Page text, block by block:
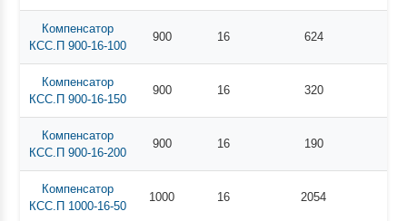
Компенсатор
КСС.П 900-16-100
900 16 624
Компенсатор
КСС.П 900-16-150
900 16 320
Компенсатор
КСС.П 900-16-200
900 16 190
Компенсатор
КСС.П 1000-16-50
1000 16 2054